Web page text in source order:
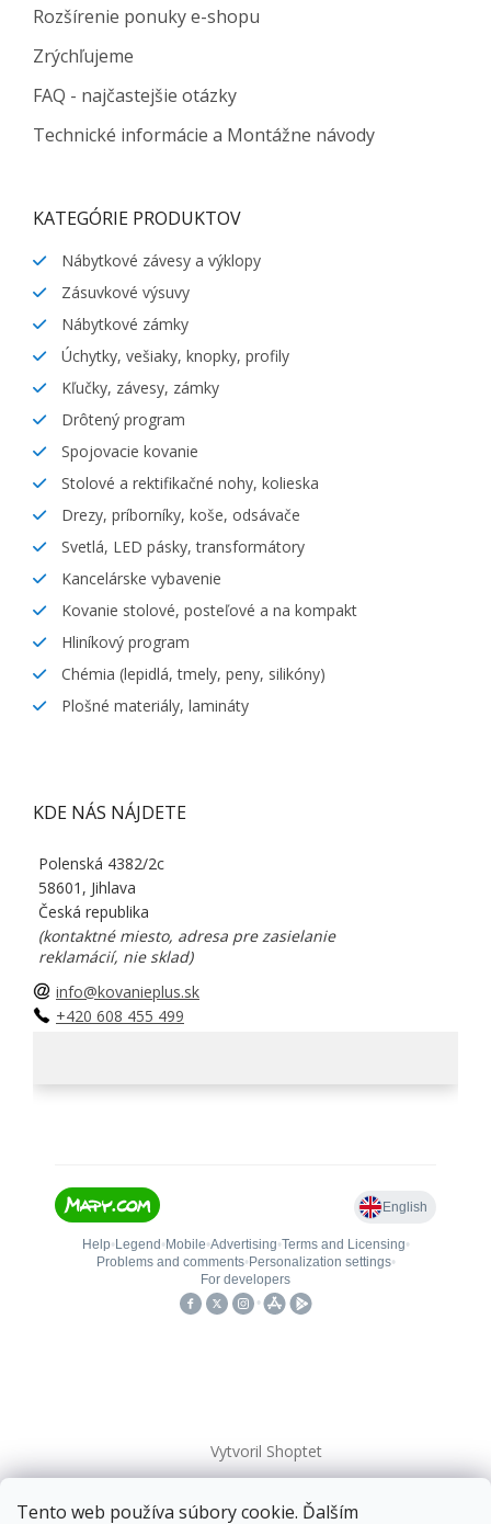
Tento web používa súbory cookie. Ďalším
Rozšírenie ponuky e-shopu
Zrýchľujeme
FAQ - najčastejšie otázky
Technické informácie a Montážne návody
KATEGÓRIE PRODUKTOV
Nábytkové závesy a výklopy
Zásuvkové výsuvy
Nábytkové zámky
Úchytky, vešiaky, knopky, profily
Kľučky, závesy, zámky
Drôtený program
Spojovacie kovanie
Stolové a rektifikačné nohy, kolieska
Drezy, príborníky, koše, odsávače
Svetlá, LED pásky, transformátory
Kancelárske vybavenie
Kovanie stolové, posteľové a na kompakt
Hliníkový program
Chémia (lepidlá, tmely, peny, silikóny)
Plošné materiály, lamináty
KDE NÁS NÁJDETE
Polenská 4382/2c
58601, Jihlava
Česká republika
(kontaktné miesto, adresa pre zasielanie
reklamácií, nie sklad)
info@kovanieplus.sk
+420 608 455 499
Vytvoril Shoptet
Copyright 2026kovanieplus. Všetky práva vyhradené.